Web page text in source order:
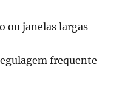
ou janelas largas
frequente